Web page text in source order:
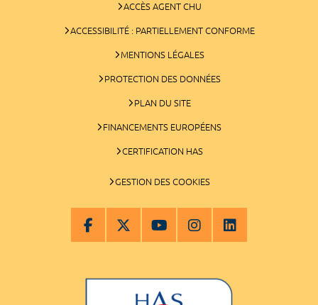
ACCÈS AGENT CHU
ACCESSIBILITÉ : PARTIELLEMENT CONFORME
MENTIONS LÉGALES
PROTECTION DES DONNÉES
PLAN DU SITE
FINANCEMENTS EUROPÉENS
CERTIFICATION HAS
GESTION DES COOKIES